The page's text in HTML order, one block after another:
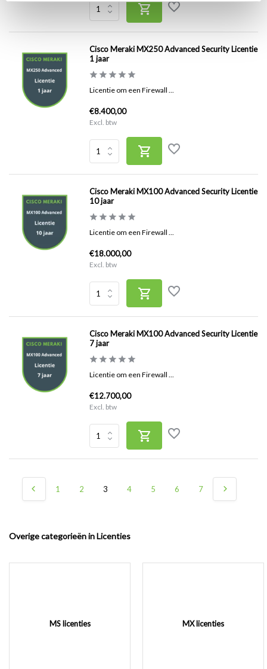
Cisco Meraki MX250 Advanced Security Licentie
1 jaar
Licentie om een Firewall ...
€8.400,00
Excl. btw
Cisco Meraki MX100 Advanced Security Licentie
10 jaar
Licentie om een Firewall ...
€18.000,00
Excl. btw
Cisco Meraki MX100 Advanced Security Licentie
7 jaar
Licentie om een Firewall ...
€12.700,00
Excl. btw
1 2 3 4 5 6 7
Overige categorieën in Licenties
MS licenties MX licenties